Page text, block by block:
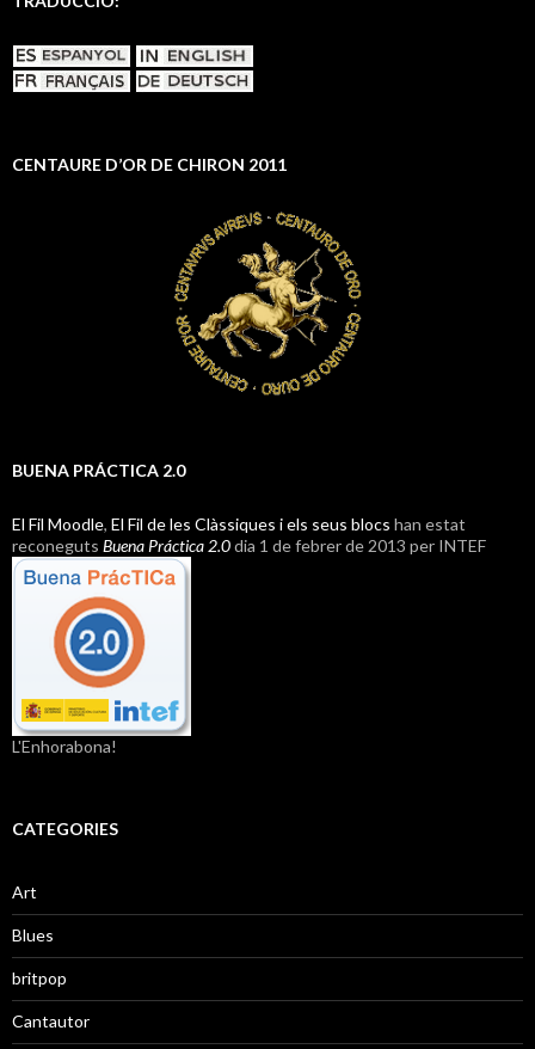
CENTAURE D’OR DE CHIRON 2011
BUENA PRÁCTICA 2.0
El Fil Moodle, El Fil de les Clàssiques i els seus blocs han estat
reconeguts Buena Práctica 2.0dia 1 de febrer de 2013 per INTEF
L'Enhorabona!
CATEGORIES
Art
Blues
britpop
Cantautor